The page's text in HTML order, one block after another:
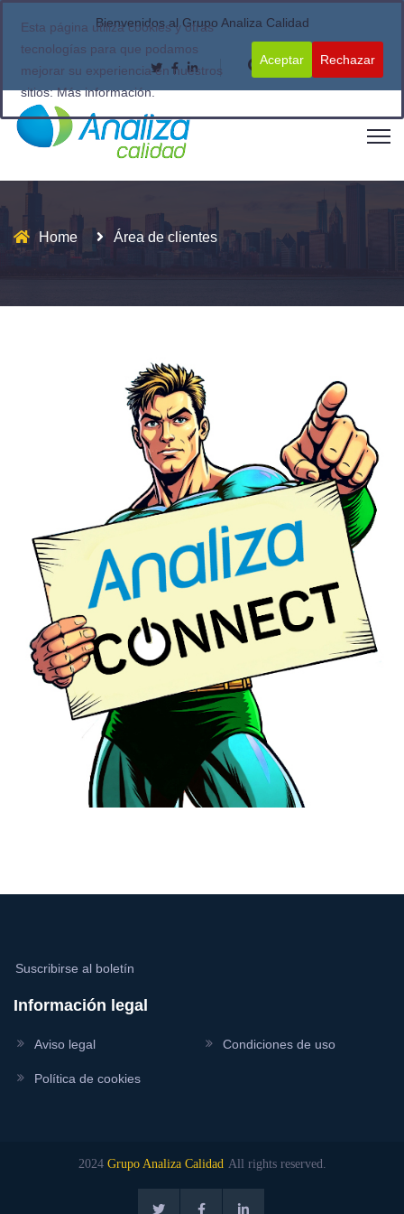
Bienvenidos al Grupo Analiza Calidad
Home Área de clientes
Suscribirse al boletín
Información legal
Aviso legal Condiciones de uso
Política de cookies
2024 Grupo Analiza Calidad All rights reserved.
Esta página utiliza cookies y otras
tecnologías para que podamos
mejorar su experiencia en nuestros
sitios:Más información.
Aceptar Rechazar